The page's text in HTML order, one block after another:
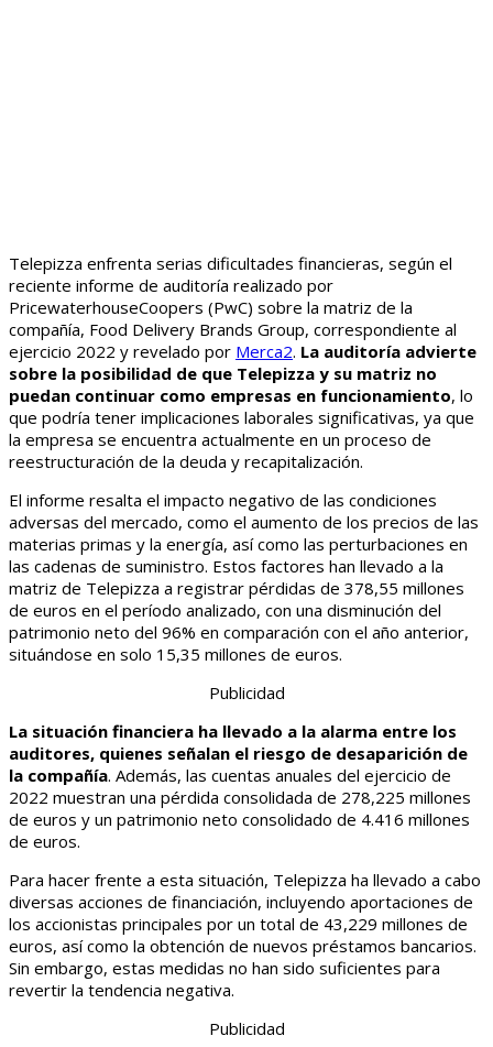
Telepizza enfrenta serias dificultades financieras, según el
reciente informe de auditoría realizado por
PricewaterhouseCoopers (PwC) sobre la matriz de la
compañía, Food Delivery Brands Group, correspondiente al
ejercicio 2022 y revelado por Merca2. La auditoría advierte
sobre la posibilidad de que Telepizza y su matriz no
puedan continuar como empresas en funcionamiento, lo
que podría tener implicaciones laborales significativas, ya que
la empresa se encuentra actualmente en un proceso de
reestructuración de la deuda y recapitalización.
El informe resalta el impacto negativo de las condiciones
adversas del mercado, como el aumento de los precios de las
materias primas y la energía, así como las perturbaciones en
las cadenas de suministro. Estos factores han llevado a la
matriz de Telepizza a registrar pérdidas de 378,55 millones
de euros en el período analizado, con una disminución del
patrimonio neto del 96% en comparación con el año anterior,
situándose en solo 15,35 millones de euros.
Publicidad
La situación financiera ha llevado a la alarma entre los
auditores, quienes señalan el riesgo de desaparición de
la compañía. Además, las cuentas anuales del ejercicio de
2022 muestran una pérdida consolidada de 278,225 millones
de euros y un patrimonio neto consolidado de 4.416 millones
de euros.
Para hacer frente a esta situación, Telepizza ha llevado a cabo
diversas acciones de financiación, incluyendo aportaciones de
los accionistas principales por un total de 43,229 millones de
euros, así como la obtención de nuevos préstamos bancarios.
Sin embargo, estas medidas no han sido suficientes para
revertir la tendencia negativa.
Publicidad